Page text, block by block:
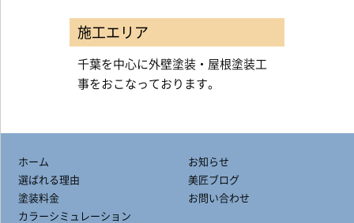
施工エリア
千葉を中心に外壁塗装・屋根塗装工
事をおこなっております。
ホーム
選ばれる理由
塗装料金
カラーシミュレーション
お知らせ
美匠ブログ
お問い合わせ